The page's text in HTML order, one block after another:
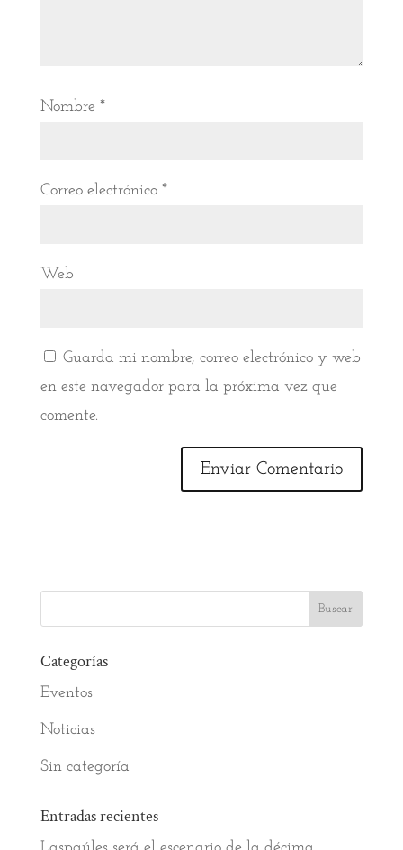
Nombre *
Correo electrónico *
Web
Guarda mi nombre, correo electrónico y web
en este navegador para la próxima vez que
comente.
Categorías
Eventos
Noticias
Sin categoría
Entradas recientes